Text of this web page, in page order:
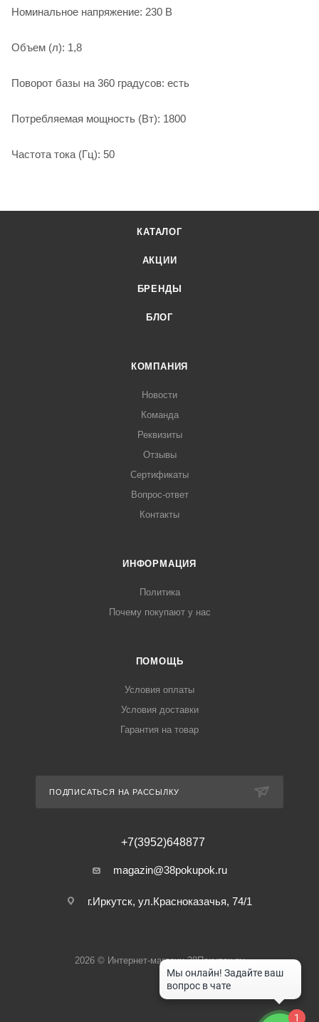
Номинальное напряжение: 230 В
Объем (л): 1,8
Поворот базы на 360 градусов: есть
Потребляемая мощность (Вт): 1800
Частота тока (Гц): 50
КАТАЛОГ
АКЦИИ
БРЕНДЫ
БЛОГ
КОМПАНИЯ
Новости
Команда
Реквизиты
Отзывы
Сертификаты
Вопрос-ответ
Контакты
ИНФОРМАЦИЯ
Политика
Почему покупают у нас
ПОМОЩЬ
Условия оплаты
Условия доставки
Гарантия на товар
ПОДПИСАТЬСЯ НА РАССЫЛКУ
+7(3952)648877
magazin@38pokupok.ru
г.Иркутск, ул.Красноказачья, 74/1
2026 © Интернет-магазин 38Покупок.ру
1